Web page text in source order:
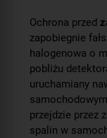
Ochrona przed
zapobiegnie
halogenowa o
pobliżu
uruchamiany
przejdzie przez
spalin w